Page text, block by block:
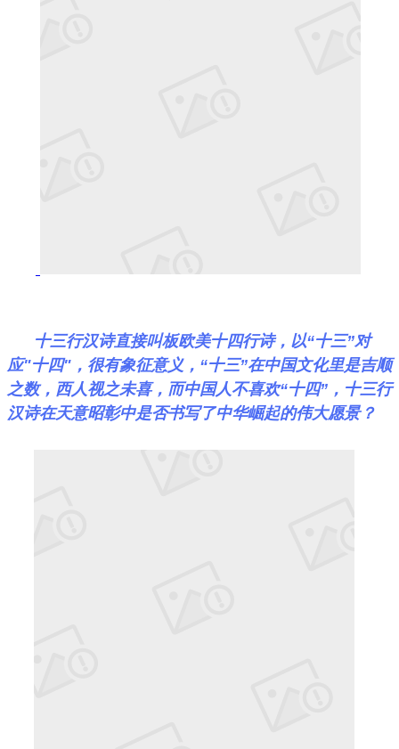
十三行汉诗直接叫板欧美十四行诗，以“十三”对
应"十四"，很有象征意义，“十三”在中国文化里是吉顺
之数，西人视之未喜，而中国人不喜欢“十四”，十三行
汉诗在天意昭彰中是否书写了中华崛起的伟大愿景？